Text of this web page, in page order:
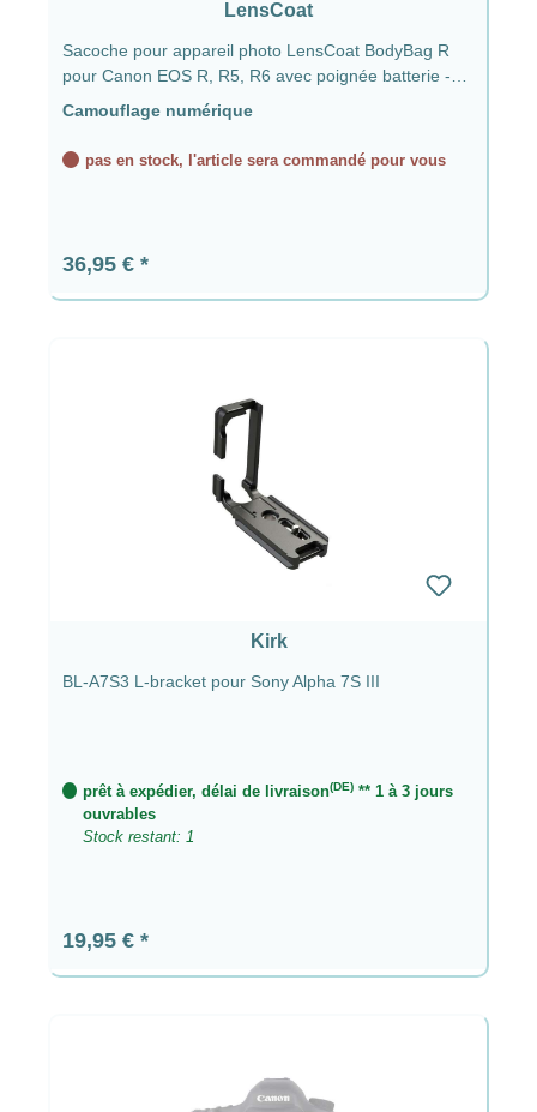
LensCoat
Sacoche pour appareil photo LensCoat BodyBag R
pour Canon EOS R, R5, R6 avec poignée batterie -
Digital Camo
Camouflage numérique
pas en stock, l'article sera commandé pour vous
Prix régulier :
36,95 €
Kirk
BL-A7S3 L-bracket pour Sony Alpha 7S III
prêt à expédier, délai de livraison(DE) ** 1 à 3 jours
ouvrables
Stock restant: 1
Prix régulier :
19,95 €